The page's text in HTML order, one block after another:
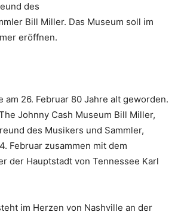
des
Bill Miller. Das Museum soll im
eröffnen.
am 26. Februar 80 Jahre alt geworden.
Johnny Cash Museum Bill Miller,
des Musikers und Sammler,
Februar zusammen mit dem
der Hauptstadt von Tennessee Karl
im Herzen von Nashville an der